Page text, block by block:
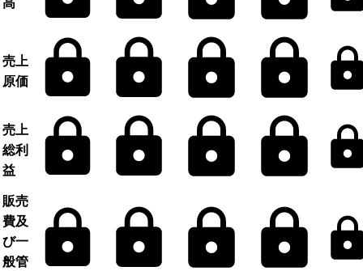
売上
原価
売上
総利
益
販売
費及
び一
般管